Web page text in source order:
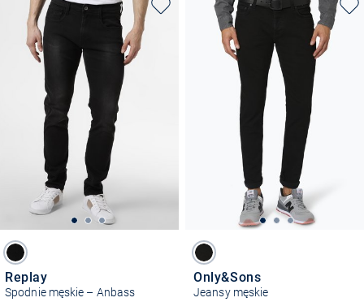
Replay
Spodnie męskie – Anbass
Only&Sons
Jeansy męskie